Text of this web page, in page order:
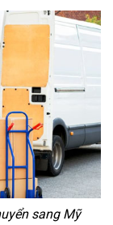
sang Mỹ